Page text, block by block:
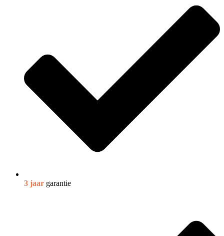
3 jaar garantie